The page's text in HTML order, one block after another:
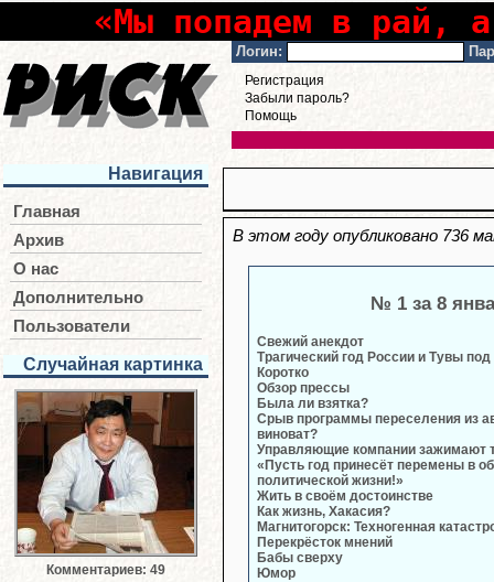
«Мы попадем в рай,
Логин:
Регистрация
Забыли пароль?
Помощь
Навигация
Главная
Архив
О нас
Дополнительно
Пользователи
Случайная картинка
Комментариев: 49
В этом году опубликовано 736
№ 1 за 8
Свежий анекдот
Трагический год России и Тувы
Коротко
Обзор прессы
Была ли взятка?
Срыв программы переселения из
виноват?
Управляющие компании зажимают
«Пусть год принесёт перемены в
политической жизни!»
Жить в своём достоинстве
Как жизнь, Хакасия?
Магнитогорск: Техногенная
Перекрёсток мнений
Бабы сверху
Юмор